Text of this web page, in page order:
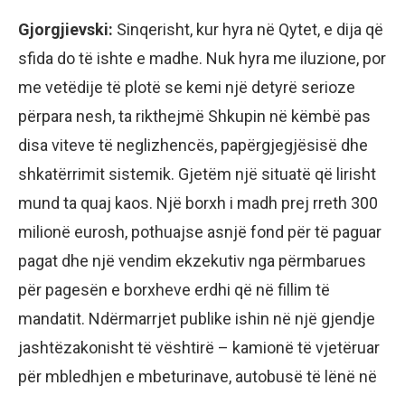
Gjorgjievski: Sinqerisht, kur hyra në Qytet, e dija që
sfida do të ishte e madhe. Nuk hyra me iluzione, por
me vetëdije të plotë se kemi një detyrë serioze
përpara nesh, ta rikthejmë Shkupin në këmbë pas
disa viteve të neglizhencës, papërgjegjësisë dhe
shkatërrimit sistemik. Gjetëm një situatë që lirisht
mund ta quaj kaos. Një borxh i madh prej rreth 300
milionë eurosh, pothuajse asnjë fond për të paguar
pagat dhe një vendim ekzekutiv nga përmbarues
për pagesën e borxheve erdhi që në fillim të
mandatit. Ndërmarrjet publike ishin në një gjendje
jashtëzakonisht të vështirë – kamionë të vjetëruar
për mbledhjen e mbeturinave, autobusë të lënë në